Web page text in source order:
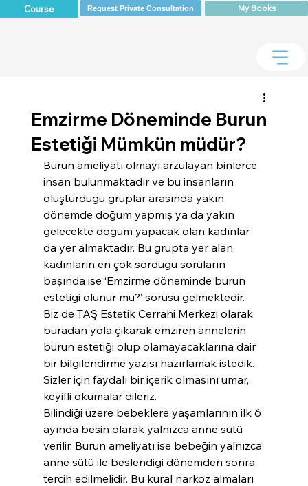
Course Request Private Consultation My Books
Emzirme Döneminde Burun
Estetiği Mümkün müdür?
Burun ameliyatı olmayı arzulayan binlerce
insan bulunmaktadır ve bu insanların
oluşturduğu gruplar arasında yakın
dönemde doğum yapmış ya da yakın
gelecekte doğum yapacak olan kadınlar
da yer almaktadır. Bu grupta yer alan
kadınların en çok sorduğu soruların
başında ise ‘Emzirme döneminde burun
estetiği olunur mu?’ sorusu gelmektedir.
Biz de TAŞ Estetik Cerrahi Merkezi olarak
buradan yola çıkarak emziren annelerin
burun estetiği olup olamayacaklarına dair
bir bilgilendirme yazısı hazırlamak istedik.
Sizler için faydalı bir içerik olmasını umar,
keyifli okumalar dileriz.
Bilindiği üzere bebeklere yaşamlarının ilk 6
ayında besin olarak yalnızca anne sütü
verilir. Burun ameliyatı ise bebeğin yalnızca
anne sütü ile beslendiği dönemden sonra
tercih edilmelidir. Bu kural narkoz almaları